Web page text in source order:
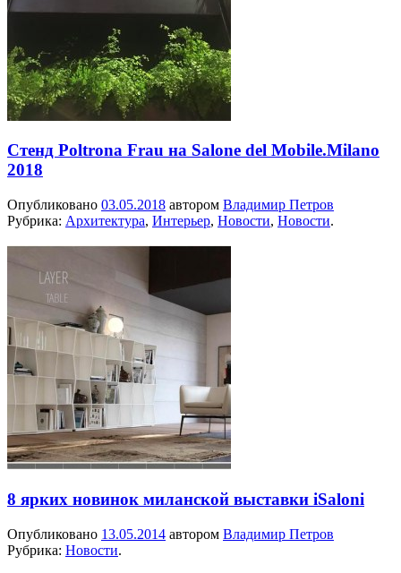
Стенд Poltrona Frau на Salone del Mobile.Milano
2018
Опубликовано 03.05.2018 автором Владимир Петров
Рубрика: Архитектура, Интерьер, Новости, Новости.
8 ярких новинок миланской выставки iSaloni
Опубликовано 13.05.2014 автором Владимир Петров
Рубрика: Новости.